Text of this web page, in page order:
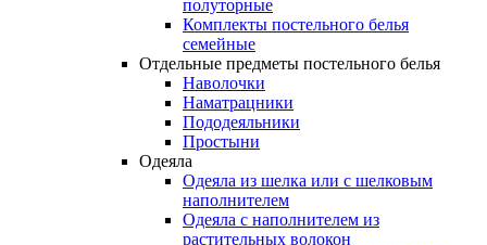
полуторные
Комплекты постельного белья
семейные
Отдельные предметы постельного белья
Наволочки
Наматрацники
Пододеяльники
Простыни
Одеяла
Одеяла из шелка или с шелковым
наполнителем
Одеяла с наполнителем из
растительных волокон